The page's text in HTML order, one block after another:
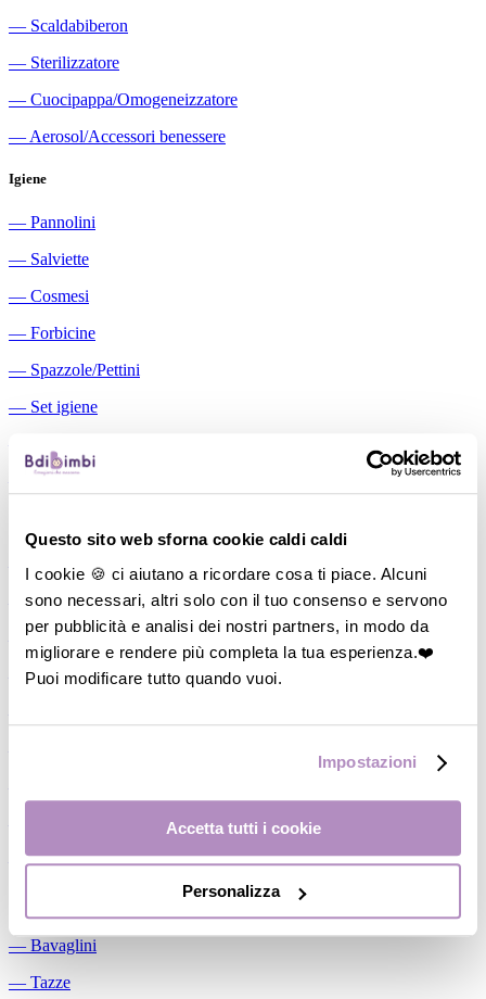
Questo sito web sforna cookie caldi caldi
I cookie 🍪 ci aiutano a ricordare cosa ti piace. Alcuni
sono necessari, altri solo con il tuo consenso e servono
per pubblicità e analisi dei nostri partners, in modo da
migliorare e rendere più completa la tua esperienza.❤️
Puoi modificare tutto quando vuoi.
Impostazioni
Accetta tutti i cookie
Personalizza
― Scaldabiberon
― Sterilizzatore
― Cuocipappa/Omogeneizzatore
― Aerosol/Accessori benessere
Igiene
― Pannolini
― Salviette
― Cosmesi
― Forbicine
― Spazzole/Pettini
― Set igiene
Aspiratori nasali manuali
―
Cuscini allattamento
―Biberon
―
Tettarelle
―Succhietti
Conservalatte Materno
―Massaggiagengive
― Bavaglini
― Tazze